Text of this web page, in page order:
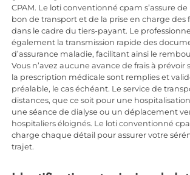
CPAM. Le loti conventionné cpam s’assure
bon de transport et de la prise en charge des
dans le cadre du tiers-payant. Le
également la transmission rapide des
d’assurance maladie, facilitant ainsi le
Vous n’avez aucune avance de frais à prévoir
la prescription médicale sont remplies et
préalable, le cas échéant. Le service de
distances, que ce soit pour une
une séance de dialyse ou un déplacement
hospitaliers éloignés. Le loti conventionné
charge chaque détail pour assurer votre
trajet.